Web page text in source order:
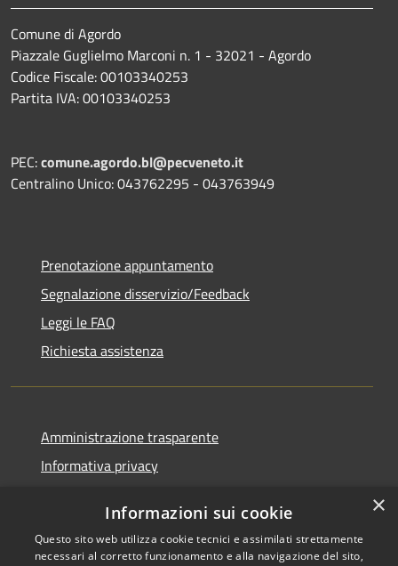
Comune di Agordo
Piazzale Guglielmo Marconi n. 1 - 32021 - Agordo
Codice Fiscale: 00103340253
Partita IVA: 00103340253
PEC:comune.agordo.bl@pecveneto.it
Centralino Unico: 043762295 - 043763949
Prenotazione appuntamento
Segnalazione disservizio/Feedback
Leggi le FAQ
Richiesta assistenza
Amministrazione trasparente
Informativa privacy
Dichiarazione di accessibilità
×
Informazioni sui cookie
Questo sito web utilizza cookie tecnici e assimilati strettamente
necessari al corretto funzionamento e alla navigazione del sito,